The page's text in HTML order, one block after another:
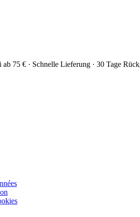
ab 75 € · Schnelle Lieferung · 30 Tage